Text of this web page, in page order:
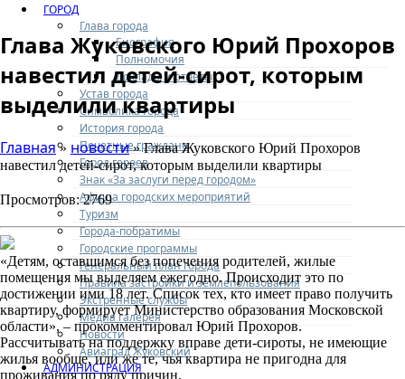
ГОРОД
Глава города
Биография
Полномочия
Доклады и отчеты
Устав города
Символика города
История города
Почетные граждане
Город героев
Знак «За заслуги перед городом»
Афиша городских мероприятий
Туризм
Города-побратимы
Городские программы
Генеральный план города
Правила застройки и землепользования
Экстренные службы
Медиа галерея
Новости
Авиаград Жуковский
АДМИНИСТРАЦИЯ
Глава Жуковского Юрий Прохоров
навестил детей-сирот, которым
выделили квартиры
Главная» новости» Глава Жуковского Юрий Прохоров
навестил детей-сирот, которым выделили квартиры
Просмотров: 2769
«Детям, оставшимся без попечения родителей, жилые
помещения мы выделяем ежегодно. Происходит это по
достижении ими 18 лет. Список тех, кто имеет право получить
квартиру, формирует Министерство образования Московской
области», – прокомментировал Юрий Прохоров.
Рассчитывать на поддержку вправе дети-сироты, не имеющие
жилья вообще, или же те, чья квартира не пригодна для
проживания по ряду причин.